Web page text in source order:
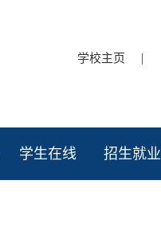
学校主页 |
学生在线 招生就业